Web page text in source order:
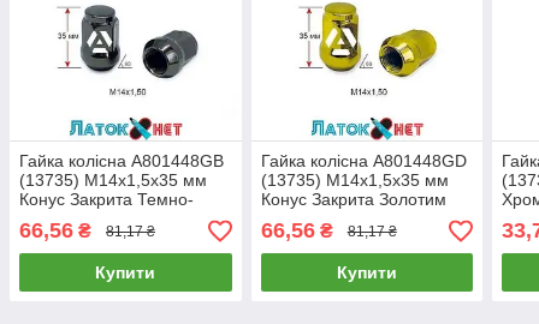
Гайка колісна A801448GB
(13735) M14х1,5х35 мм
Конус Закрита Темно-
сірий Ключ 19
66,56 ₴ 81,17 ₴
Купити
Гайка колісна A801448GD
(13735) M14х1,5х35 мм
Конус Закрита Золотим
Хром Ключ 19
66,56₴ 81,17 ₴
Купити
з
19